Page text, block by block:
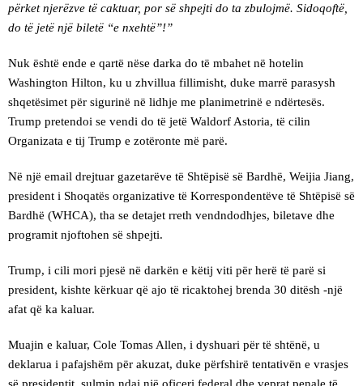
përket njerëzve të caktuar, por së shpejti do ta zbulojmë. Sidoqoftë,
do të jetë një biletë “e nxehtë”!”
Nuk është ende e qartë nëse darka do të mbahet në hotelin
Washington Hilton, ku u zhvillua fillimisht, duke marrë parasysh
shqetësimet për sigurinë në lidhje me planimetrinë e ndërtesës.
Trump pretendoi se vendi do të jetë Waldorf Astoria, të cilin
Organizata e tij Trump e zotëronte më parë.
Në një email drejtuar gazetarëve të Shtëpisë së Bardhë, Weijia Jiang,
president i Shoqatës organizative të Korrespondentëve të Shtëpisë së
Bardhë (WHCA), tha se detajet rreth vendndodhjes, biletave dhe
programit njoftohen së shpejti.
Trump, i cili mori pjesë në darkën e këtij viti për herë të parë si
president, kishte kërkuar që ajo të ricaktohej brenda 30 ditësh -një
afat që ka kaluar.
Muajin e kaluar, Cole Tomas Allen, i dyshuari për të shtënë, u
deklarua i pafajshëm për akuzat, duke përfshirë tentativën e vrasjes